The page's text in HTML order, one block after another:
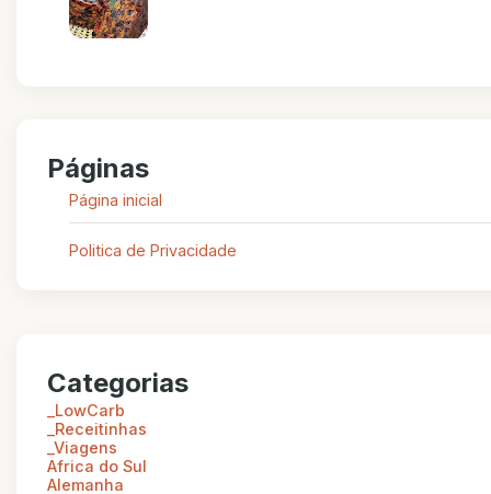
Páginas
Página inicial
Politica de Privacidade
Categorias
_LowCarb
_Receitinhas
_Viagens
Africa do Sul
Alemanha